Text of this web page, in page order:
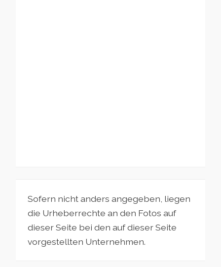
Sofern nicht anders angegeben, liegen
die Urheberrechte an den Fotos auf
dieser Seite bei den auf dieser Seite
vorgestellten Unternehmen.